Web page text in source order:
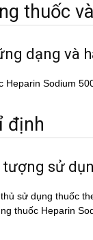
thuốc
dạng và
Heparin Sodium
định
sử
sử dụng thuốc
thuốc Heparin